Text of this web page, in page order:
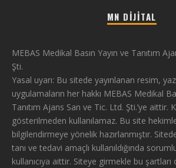
MN DIJITAL
MEBAS Medikal Basın Yayın ve Tanıtım
Şti.
Yasal uyarı: Bu sitede yayınlanan resim,
uygulamaların her hakkı MEBAS Medikal
Tanıtım Ajans San ve Tic. Ltd. Şti.’ye aittir.
gösterilmeden kullanılamaz. Bu site
bilgilendirmeye yönelik hazırlanmıştır.
tanı ve tedavi amaçlı kullanıldığında
kullanıcıya aittir. Siteye girmekle bu